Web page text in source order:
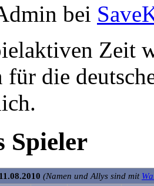
bei
Zeit
die
Spieler
(Namen und Allys sind mit